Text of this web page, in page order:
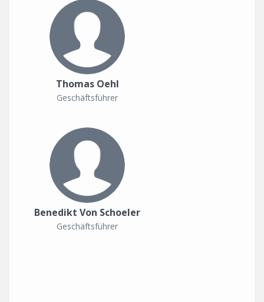
Thomas Oehl
Geschäftsführer
Benedikt Von Schoeler
Geschäftsführer